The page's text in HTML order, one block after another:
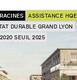
RACINES
ASSISTANCE HQE
DURABLE GRAND LYON
SEUIL 2025